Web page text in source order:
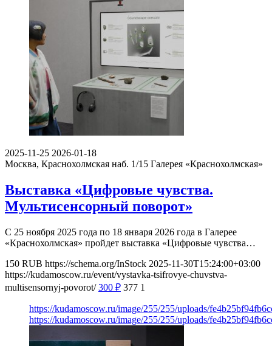
2025-11-25 2026-01-18
Москва, Краснохолмская наб. 1/15 Галерея «Краснохолмская»
Выставка «Цифровые чувства.
Мультисенсорный поворот»
С 25 ноября 2025 года по 18 января 2026 года в Галерее
«Краснохолмская» пройдет выставка «Цифровые чувства…
150 RUB https://schema.org/InStock 2025-11-30T15:24:00+03:00
https://kudamoscow.ru/event/vystavka-tsifrovye-chuvstva-
multisensornyj-povorot/ 300 ₽ 377 1
https://kudamoscow.ru/image/255/255/uploads/
https://kudamoscow.ru/image/255/255/uploads/